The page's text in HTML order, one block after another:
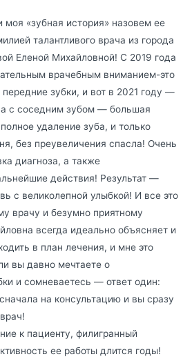
моя «зубная история» назовем ее
талантливого врача из города
Еленой Михайловной! С 2019 года
врачебным вниманием-это
зубки, и вот в 2021 году —
с соседним зубом — большая
удаление зуба, и только
без преувеличения спасла! Очень
диагноза, а также
действия! Результат —
с великолепной улыбкой! И все это
врачу и безумно приятному
всегда идеально объясняет и
в план лечения, и мне это
вы давно мечтаете о
и сомневаетесь — ответ один:
на консультацию и вы сразу
к пациенту, филигранный
ее работы длится годы!